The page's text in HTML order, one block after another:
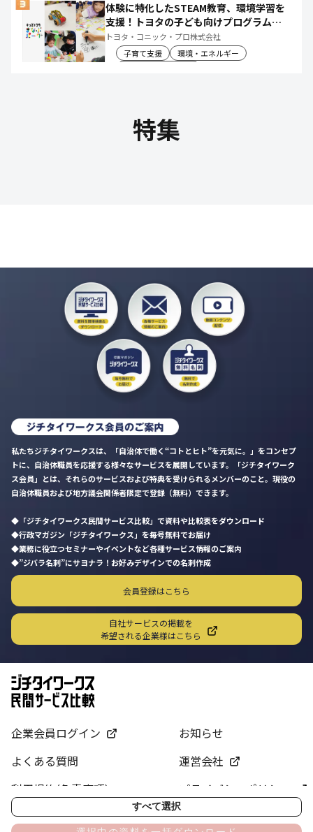
すべて選択
体験に特化したSTEAM教育、環境学習を
支援！トヨタの子ども向けプログラムで
社会や将来について楽しく学べる体験機
会を創出
トヨタ・コニック・プロ株式会社
子育て支援
環境・エネルギー
特集
私たちジチタイワークスは、「自治体で働く“コトとヒト”を元気に。」をコンセプ
トに、自治体職員を応援する様々なサービスを展開しています。「ジチタイワーク
ス会員」とは、それらのサービスおよび特典を受けられるメンバーのこと。現役の
自治体職員および地方議会関係者限定で登録（無料）できます。
「ジチタイワークス民間サービス比較」で資料や比較表をダウンロード
行政マガジン「ジチタイワークス」を毎号無料でお届け
業務に役立つセミナーやイベントなど各種サービス情報のご案内
”ジバラ名刺”にサヨナラ！お好みデザインでの名刺作成
会員登録はこちら
自社サービスの掲載を
希望される企業様はこちら
企業会員ログイン
お知らせ
よくある質問
運営会社
利用規約(免責事項)
プライバシーポリシー
サイトマップ
お問い合わせ